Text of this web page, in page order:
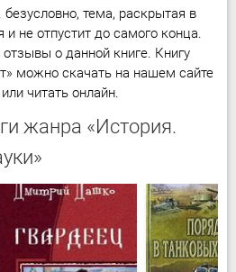
тема, раскрытая в
и не отпустит до самого конца.
о данной книге. Книгу
можно скачать на нашем сайте
читать онлайн.
жанра «История.